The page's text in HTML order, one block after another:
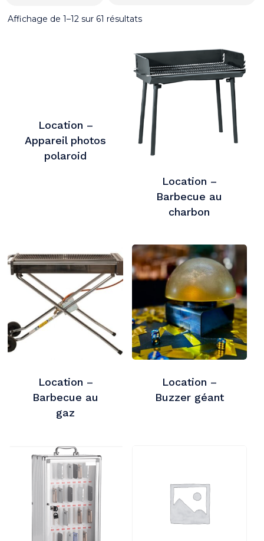
Affichage de 1–12 sur 61 résultats
Location –
Appareil photos
polaroid
Location –
Barbecue au
charbon
Location –
Barbecue au
gaz
Location –
Buzzer géant